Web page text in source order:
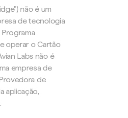
não é um
de tecnologia
operar o Cartão
Labs não é
empresa de
de
aplicação,